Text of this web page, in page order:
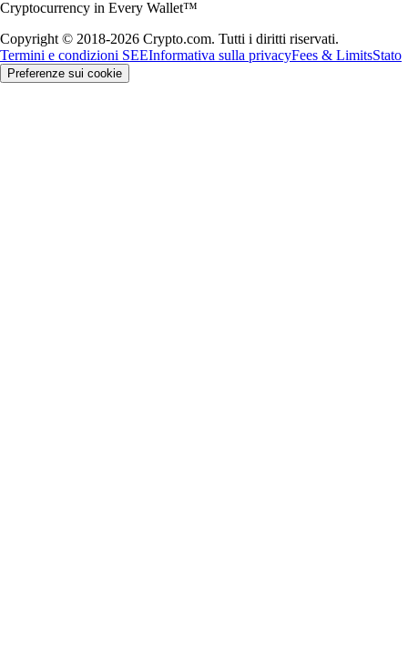
Cryptocurrency in Every Wallet™
Copyright © 2018-2026 Crypto.com. Tutti i diritti riservati.
Termini e condizioni SEEInformativa sulla privacyFees & LimitsStato
Preferenze sui cookie